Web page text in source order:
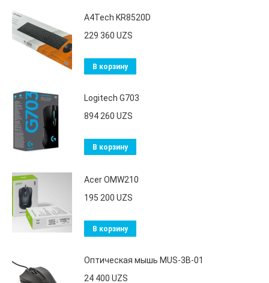
A4Tech KR8520D
229 360 UZS
В корзину
Logitech G703
894 260 UZS
В корзину
Acer OMW210
195 200 UZS
В корзину
Оптическая мышь MUS-3B-01
24 400 UZS